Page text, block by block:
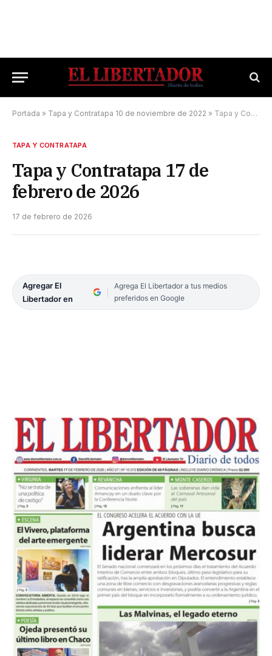
Portada » Tapa y Contratapa 10 de noviembre de 2022 » Tapa y Contratapa 17 de febrero de 2026
TAPA Y CONTRATAPA
Tapa y Contratapa 17 de
febrero de 2026
17 de febrero de 2026
Agregar El
Libertador en
Agrega El Libertador a tus medios
preferidos en Google